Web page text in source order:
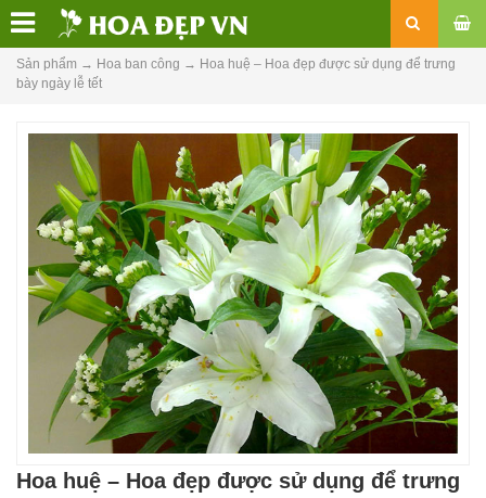
Sản phẩm → Hoa ban công → Hoa huệ – Hoa đẹp được sử dụng để trưng
bày ngày lễ tết
Hoa huệ – Hoa đẹp được sử dụng để trưng